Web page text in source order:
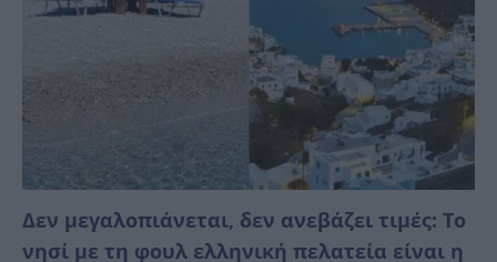
Δεν μεγαλοπιάνεται, δεν ανεβάζει τιμές: Το
νησί με τη φουλ ελληνική πελατεία είναι η